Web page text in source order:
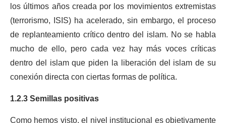
los últimos años creada por los movimientos extremistas
(terrorismo, ISIS) ha acelerado, sin embargo, el proceso
de replanteamiento crítico dentro del islam. No se habla
mucho de ello, pero cada vez hay más voces críticas
dentro del islam que piden la liberación del islam de su
conexión directa con ciertas formas de política.
1.2.3 Semillas positivas